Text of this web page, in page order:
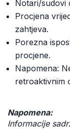
Notari/sudovi
Procjena
zahtjeva.
Porezna
procjene.
Napomena:
retroaktivnim
Napomena:
Informacije